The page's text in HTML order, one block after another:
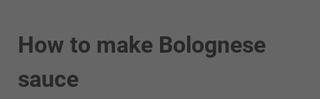
How to make Bolognese
sauce